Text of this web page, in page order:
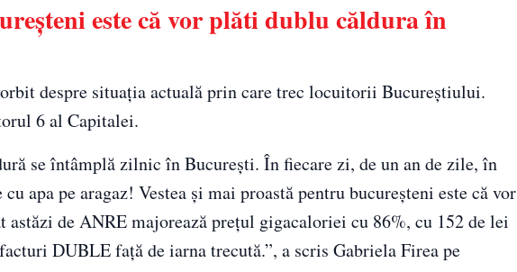
este că vor plăti dublu căldura în
despre situația actuală prin care trec locuitorii Bucureștiului.
6 al Capitalei.
se întâmplă zilnic în București. În fiecare zi, de un an de zile, în
apa pe aragaz! Vestea și mai proastă pentru bucureșteni este că vor
de ANRE majorează prețul gigacaloriei cu 86%, cu 152 de lei
DUBLE față de iarna trecută.”, a scris Gabriela Firea pe